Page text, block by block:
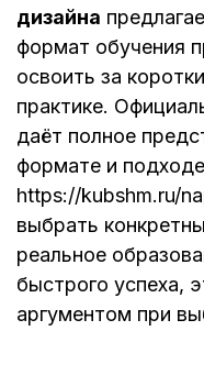
дизайна
формат обучения
освоить за
практике.
даёт полное
формате и
https://kubshm.ru/
выбрать
реальное
быстрого успеха,
аргументом при